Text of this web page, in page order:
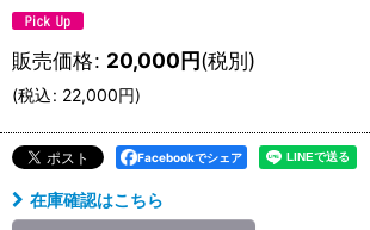
販売価格: 20,000円(税別)
(税込: 22,000円)
Facebookでシェア
在庫確認はこちら